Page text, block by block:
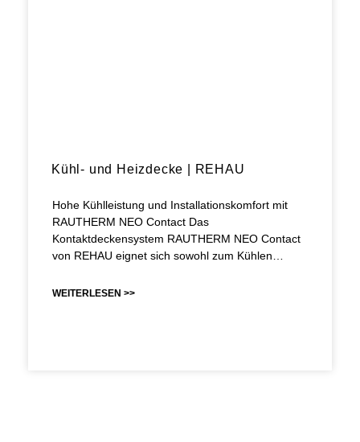
Kühl- und Heizdecke | REHAU
Hohe Kühlleistung und Installationskomfort mit
RAUTHERM NEO Contact Das
Kontaktdeckensystem RAUTHERM NEO Contact
von REHAU eignet sich sowohl zum Kühlen…
WEITERLESEN >>